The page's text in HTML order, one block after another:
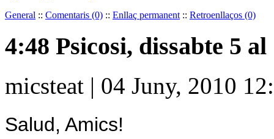
General :: Comentaris (0) :: Enllaç permanent :: Retroenllaços (0)
4:48 Psicosi, dissabte 5
micsteat | 04 Juny, 2010
Salud, Amics!